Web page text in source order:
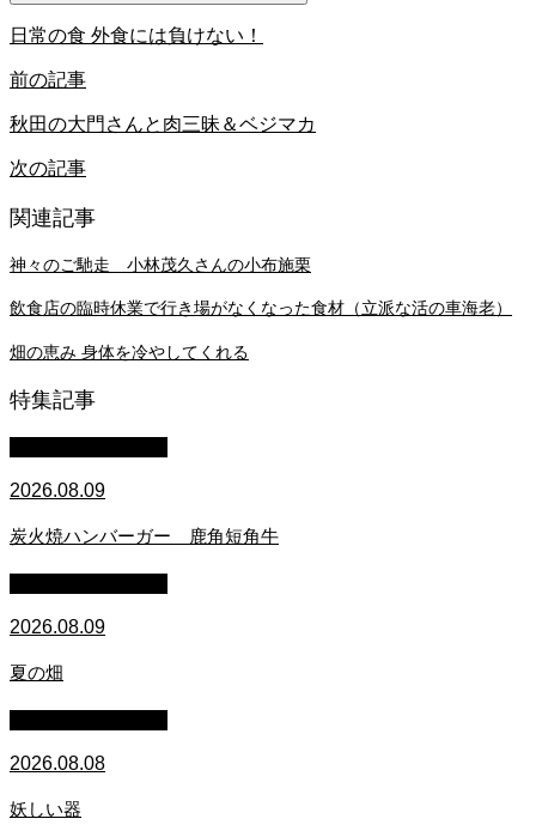
日常の食 外食には負けない！
前の記事
秋田の大門さんと肉三昧＆ベジマカ
次の記事
関連記事
神々のご馳走 小林茂久さんの小布施栗
飲食店の臨時休業で行き場がなくなった食材（立派な活の車海老）
畑の恵み 身体を冷やしてくれる
特集記事
2026.08.09
炭火焼ハンバーガー 鹿角短角牛
2026.08.09
夏の畑
2026.08.08
妖しい器